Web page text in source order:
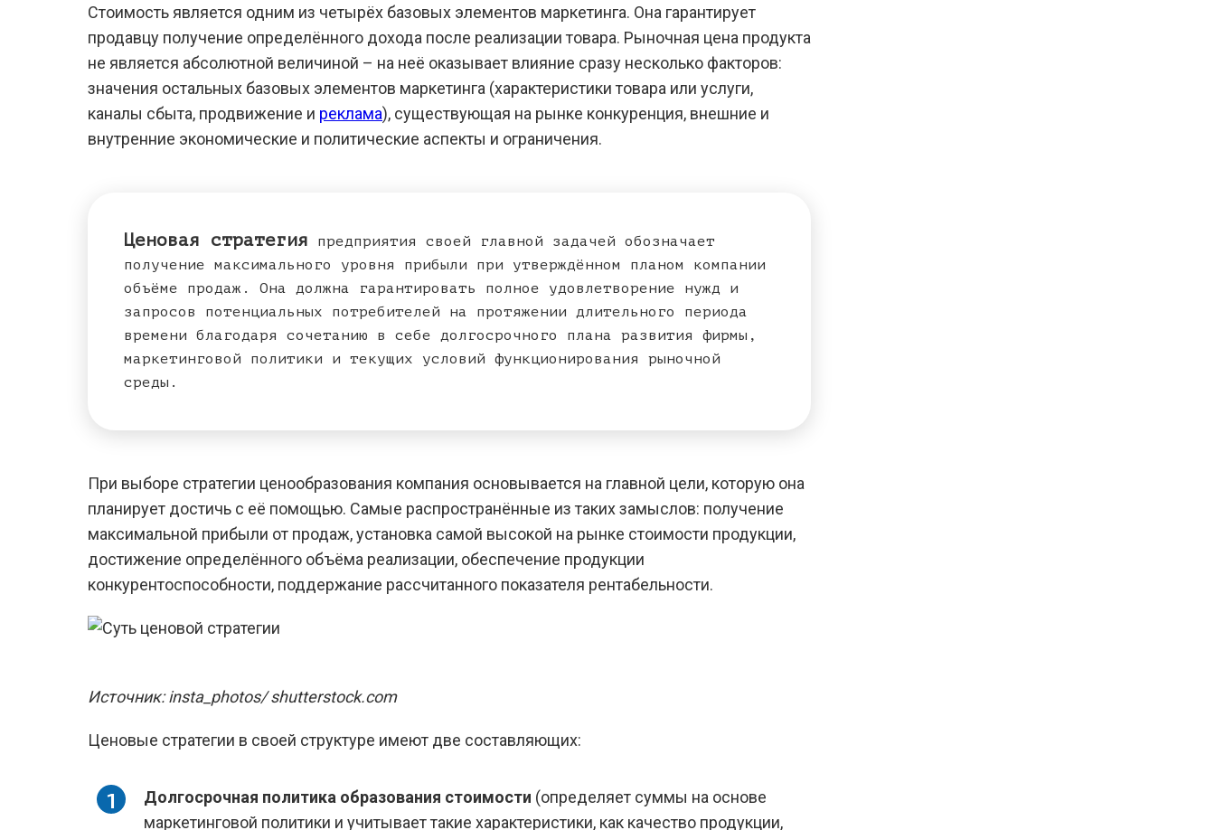
Стоимость является одним из четырёх базовых элементов маркетинга. Она гарантирует
продавцу получение определённого дохода после реализации товара. Рыночная цена продукта
не является абсолютной величиной – на неё оказывает влияние сразу несколько факторов:
значения остальных базовых элементов маркетинга (характеристики товара или услуги,
каналы сбыта, продвижение и реклама), существующая на рынке конкуренция, внешние и
внутренние экономические и политические аспекты и ограничения.
Ценовая стратегия предприятия своей главной задачей обозначает
получение максимального уровня прибыли при утверждённом планом компании
объёме продаж. Она должна гарантировать полное удовлетворение нужд и
запросов потенциальных потребителей на протяжении длительного периода
времени благодаря сочетанию в себе долгосрочного плана развития фирмы,
маркетинговой политики и текущих условий функционирования рыночной
среды.
При выборе стратегии ценообразования компания основывается на главной цели, которую она
планирует достичь с её помощью. Самые распространённые из таких замыслов: получение
максимальной прибыли от продаж, установка самой высокой на рынке стоимости продукции,
достижение определённого объёма реализации, обеспечение продукции
конкурентоспособности, поддержание рассчитанного показателя рентабельности.
Источник: insta_photos/ shutterstock.com
Ценовые стратегии в своей структуре имеют две составляющих:
Долгосрочная политика образования стоимости (определяет суммы на основе
маркетинговой политики и учитывает такие характеристики, как качество продукции,